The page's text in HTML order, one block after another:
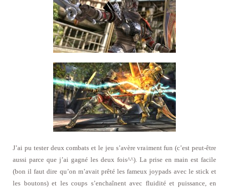
J’ai pu tester deux combats et le jeu s’avère vraiment fun (c’est peut-être
aussi parce que j’ai gagné les deux fois^^). La prise en main est facile
(bon il faut dire qu’on m’avait prêté les fameux joypads avec le stick et
les boutons) et les coups s’enchaînent avec fluidité et puissance, en